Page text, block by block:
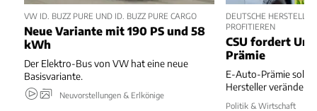
VW ID. BUZZ PURE UND ID. BUZZ PURE CARGO
Neue Variante mit 190 PS und 58
kWh
Der Elektro-Bus von VW hat eine neue
Basisvariante.
Neuvorstellungen & Erlkönige
DEUTSCHE
PROFITIEREN
CSU fordert
Prämie
E-Auto-Prämie soll
Hersteller verändert
Politik & Wirtschaft